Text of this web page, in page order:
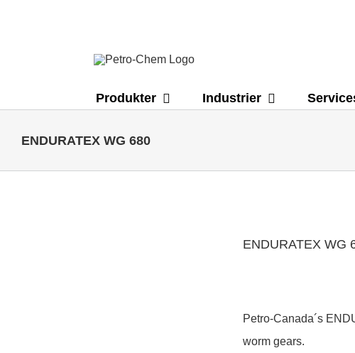
Produkter Industrier
ENDURATEX WG 680
ENDURATEX WG
Petro-Canada´s
worm gears.